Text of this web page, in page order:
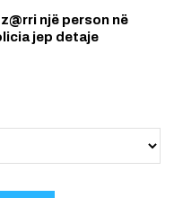
një person në
jep detaje